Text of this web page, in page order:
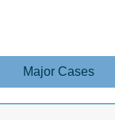
Major Cases